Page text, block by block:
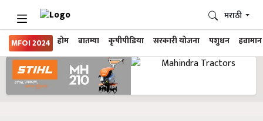
MFOI 2024 होम बातम्या कृषीपीडिया सरकारी योजना पशुधन हवामान
मराठी